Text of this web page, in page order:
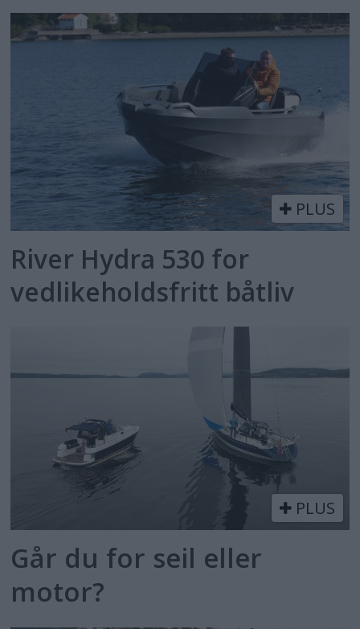
PLUS
River Hydra 530 for
vedlikeholdsfritt båtliv
PLUS
Går du for seil eller
motor?